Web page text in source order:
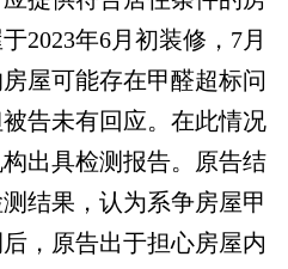
2023年6月初装修，7月
屋可能存在甲醛超标问
告未有回应。在此情况
出具检测报告。原告结
结果，认为系争房屋甲
，原告出于担心房屋内